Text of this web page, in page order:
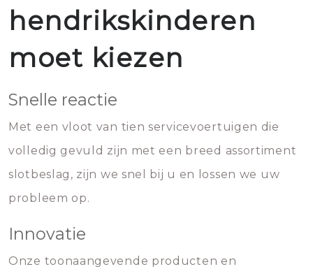
hendrikskinderen
moet kiezen
Snelle reactie
Met een vloot van tien servicevoertuigen die
volledig gevuld zijn met een breed assortiment
slotbeslag, zijn we snel bij u en lossen we uw
probleem op.
Innovatie
Onze toonaangevende producten en